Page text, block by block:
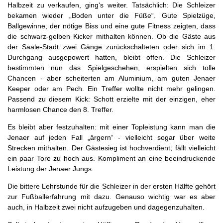
Halbzeit zu verkaufen, ging‘s weiter. Tatsächlich: Die Schleizer
bekamen wieder „Boden unter die Füße“. Gute Spielzüge,
Ballgewinne, der nötige Biss und eine gute Fitness zeigten, dass
die schwarz-gelben Kicker mithalten können. Ob die Gäste aus
der Saale-Stadt zwei Gänge zurückschalteten oder sich im 1.
Durchgang ausgepowert hatten, bleibt offen. Die Schleizer
bestimmten nun das Spielgeschehen, erspielten sich tolle
Chancen - aber scheiterten am Aluminium, am guten Jenaer
Keeper oder am Pech. Ein Treffer wollte nicht mehr gelingen.
Passend zu diesem Kick: Schott erzielte mit der einzigen, eher
harmlosen Chance den 8. Treffer.
Es bleibt aber festzuhalten: mit einer Topleistung kann man die
Jenaer auf jeden Fall „ärgern“ - vielleicht sogar über weite
Strecken mithalten. Der Gästesieg ist hochverdient; fällt vielleicht
ein paar Tore zu hoch aus. Kompliment an eine beeindruckende
Leistung der Jenaer Jungs.
Die bittere Lehrstunde für die Schleizer in der ersten Hälfte gehört
zur Fußballerfahrung mit dazu. Genauso wichtig war es aber
auch, in Halbzeit zwei nicht aufzugeben und dagegenzuhalten.